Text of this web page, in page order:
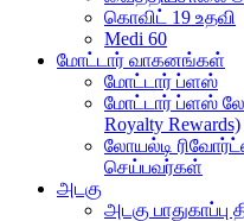
கொவிட் 19 உதவி
Medi 60
மோட்டார் வாகனங்கள்
மோட்டார் ப்ளஸ்
மோட்டார் ப்ளஸ்
Royalty Rewards)
லோயல்டி
செய்பவர்கள்
அடகு
அடகு பாதுகாப்பு